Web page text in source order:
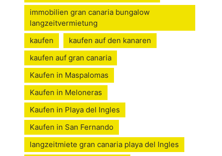
immobilien gran canaria bungalow
langzeitvermietung
kaufen
kaufen auf den kanaren
kaufen auf gran canaria
Kaufen in Maspalomas
Kaufen in Meloneras
Kaufen in Playa del Ingles
Kaufen in San Fernando
langzeitmiete gran canaria playa del Ingles